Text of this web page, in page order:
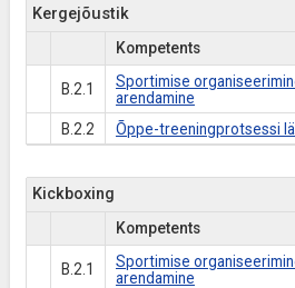
Kergejõustik
Kompetents
B.2.1
Sportimise
arendamine
B.2.2 Õppe-treeningprotsessi
Kickboxing
Kompetents
B.2.1
Sportimise
arendamine